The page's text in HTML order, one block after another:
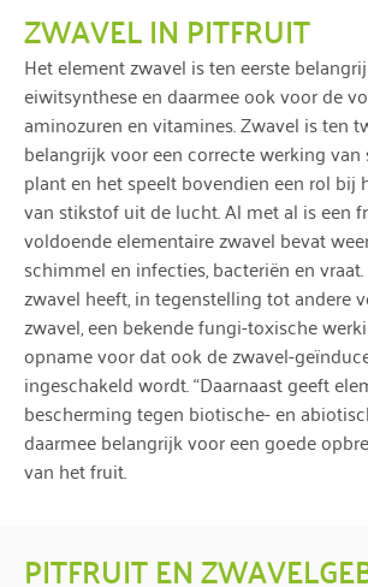
ZWAVEL IN PITFRUIT
Het element zwavel is ten eerste
eiwitsynthese en daarmee ook voor de
aminozuren en vitamines. Zwavel is ten
belangrijk voor een correcte werking
plant en het speelt bovendien een rol bij
van stikstof uit de lucht. Al met al is een
voldoende elementaire zwavel bevat
schimmel en infecties, bacteriën en
zwavel heeft, in tegenstelling tot andere
zwavel, een bekende fungi-toxische
opname voor dat ook de zwavel-
ingeschakeld wordt. “Daarnaast geeft
bescherming tegen biotische- en
daarmee belangrijk voor een goede
van het fruit.
PITFRUIT EN